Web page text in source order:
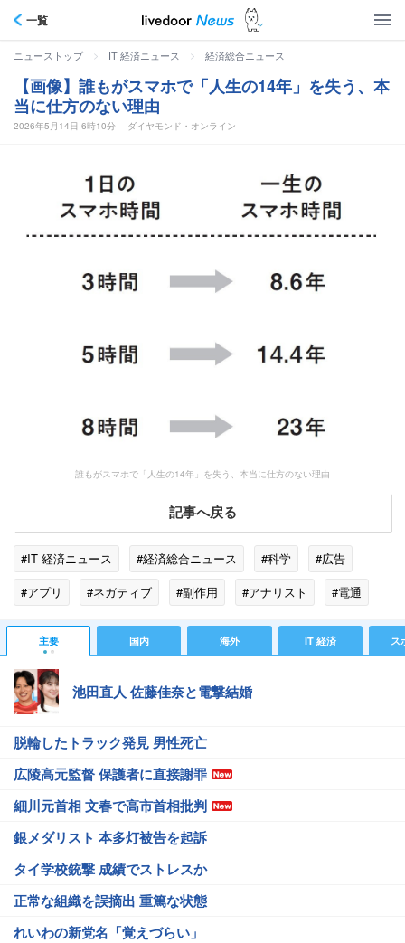
一覧
ニューストップ > IT 経済ニュース > 経済総合ニュース
【画像】誰もがスマホで「人生の14年」を失う、本
当に仕方のない理由
2026年5月14日 6時10分 ダイヤモンド・オンライン
誰もがスマホで「人生の14年」を失う、本当に仕方のない理由
記事へ戻る
#IT 経済ニュース #経済総合ニュース #科学
#広告
#アプリ
#ネガティブ #副作用 #アナリスト
#電通
#平均寿命
#睡眠 #SNS #山形県 #司法試験 #激怒
主要 国内 海外 IT 経済 ス
池田直人 佐藤佳奈と電撃結婚
脱輪したトラック発見 男性死亡
広陵高元監督 保護者に直接謝罪
細川元首相 文春で高市首相批判
銀メダリスト 本多灯被告を起訴
タイ学校銃撃 成績でストレスか
正常な組織を誤摘出 重篤な状態
れいわの新党名「覚えづらい」